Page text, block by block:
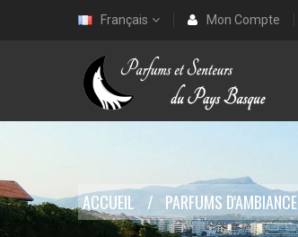
Français Mon Compte
ACCUEIL PARFUMS D'AMBIANCE